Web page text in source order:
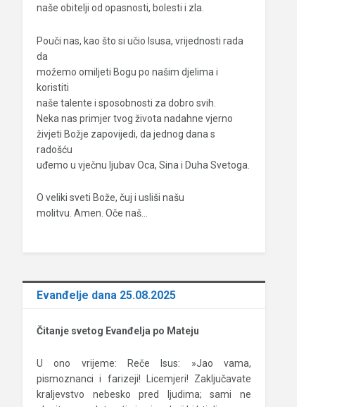
naše obitelji od opasnosti, bolesti i zla.
Pouči nas, kao što si učio Isusa, vrijednosti rada
da
možemo omiljeti Bogu po našim djelima i
koristiti
naše talente i sposobnosti za dobro svih.
Neka nas primjer tvog života nadahne vjerno
živjeti Božje zapovijedi, da jednog dana s
radošću
uđemo u vječnu ljubav Oca, Sina i Duha Svetoga.
O veliki sveti Bože, čuj i usliši našu
molitvu. Amen. Oče naš…
Evanđelje dana 25.08.2025
Čitanje svetog Evanđelja po Mateju
U ono vrijeme: Reče Isus: »Jao vama,
pismoznanci i farizeji! Licemjeri! Zaključavate
kraljevstvo nebesko pred ljudima; sami ne